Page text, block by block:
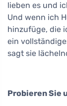
lieben es und
Und wenn ich
hinzufüge, die
ein
sagt sie
Probieren Sie